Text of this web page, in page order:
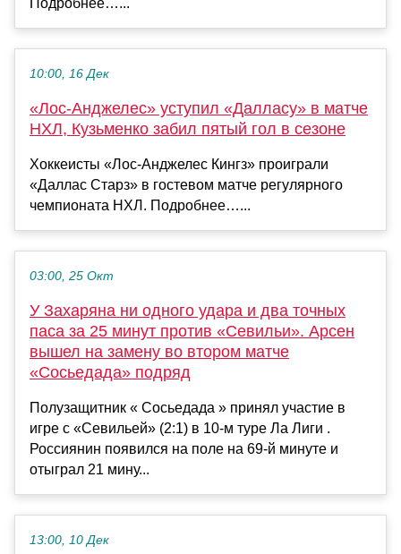
Подробнее…...
10:00, 16 Дек
«Лос‑Анджелес» уступил «Далласу» в матче
НХЛ, Кузьменко забил пятый гол в сезоне
Хоккеисты «Лос‑Анджелес Кингз» проиграли
«Даллас Старз» в гостевом матче регулярного
чемпионата НХЛ. Подробнее…...
03:00, 25 Окт
У Захаряна ни одного удара и два точных
паса за 25 минут против «Севильи». Арсен
вышел на замену во втором матче
«Сосьедада» подряд
Полузащитник « Сосьедада » принял участие в
игре с «Севильей» (2:1) в 10-м туре Ла Лиги .
Россиянин появился на поле на 69-й минуте и
отыграл 21 мину...
13:00, 10 Дек